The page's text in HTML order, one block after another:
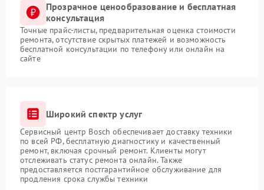
Прозрачное ценообразование и бесплатная
консультация
Точные прайс-листы, предварительная оценка стоимости
ремонта, отсутствие скрытых платежей и возможность
бесплатной консультации по телефону или онлайн на
сайте
Широкий спектр услуг
Сервисный центр Bosch обеспечивает доставку техники
по всей РФ, бесплатную диагностику и качественный
ремонт, включая срочный ремонт. Клиенты могут
отслеживать статус ремонта онлайн. Также
предоставляется постгарантийное обслуживание для
продления срока службы техники